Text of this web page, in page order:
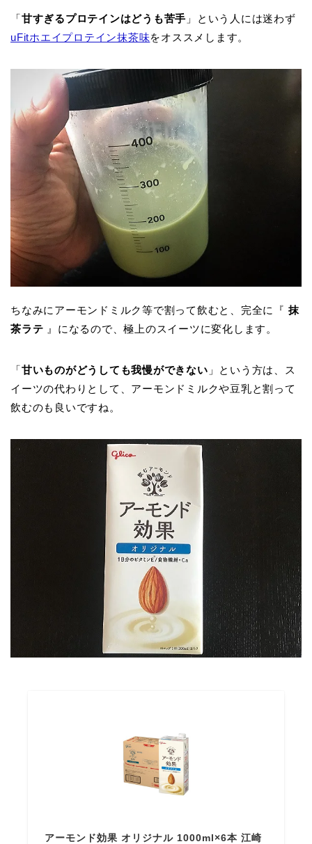
「甘すぎるプロテインはどうも苦手 」という人には迷わず
uFitホエイプロテイン抹茶味をオススメします。
ちなみにアーモンドミルク等で割って飲むと、完全に『 抹
茶ラテ 』になるので、極上のスイーツに変化します。
「甘いものがどうしても我慢ができない 」という方は、ス
イーツの代わりとして、アーモンドミルクや豆乳と割って
飲むのも良いですね。
アーモンド効果 オリジナル 1000ml×6本 江崎